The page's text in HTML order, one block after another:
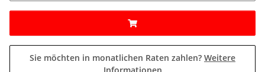
Sie möchten in monatlichen Raten zahlen? Weitere